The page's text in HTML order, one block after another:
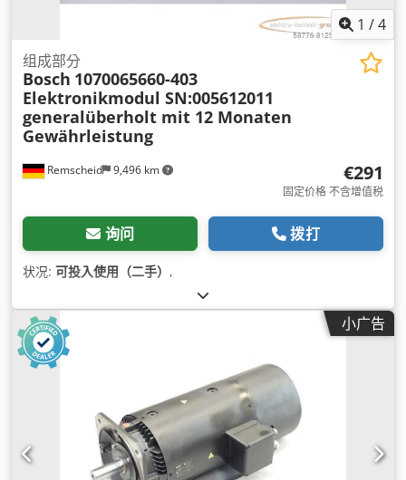
1 /4
Remscheid 9,496 km
组成部分
Bosch 1070065660-403
Elektronikmodul SN:005612011
generalüberholt mit 12 Monaten
Gewährleistung
€291
固定价格 不含增值税
询问 拨打
状况: 可投入使用（二手） ,
小广告